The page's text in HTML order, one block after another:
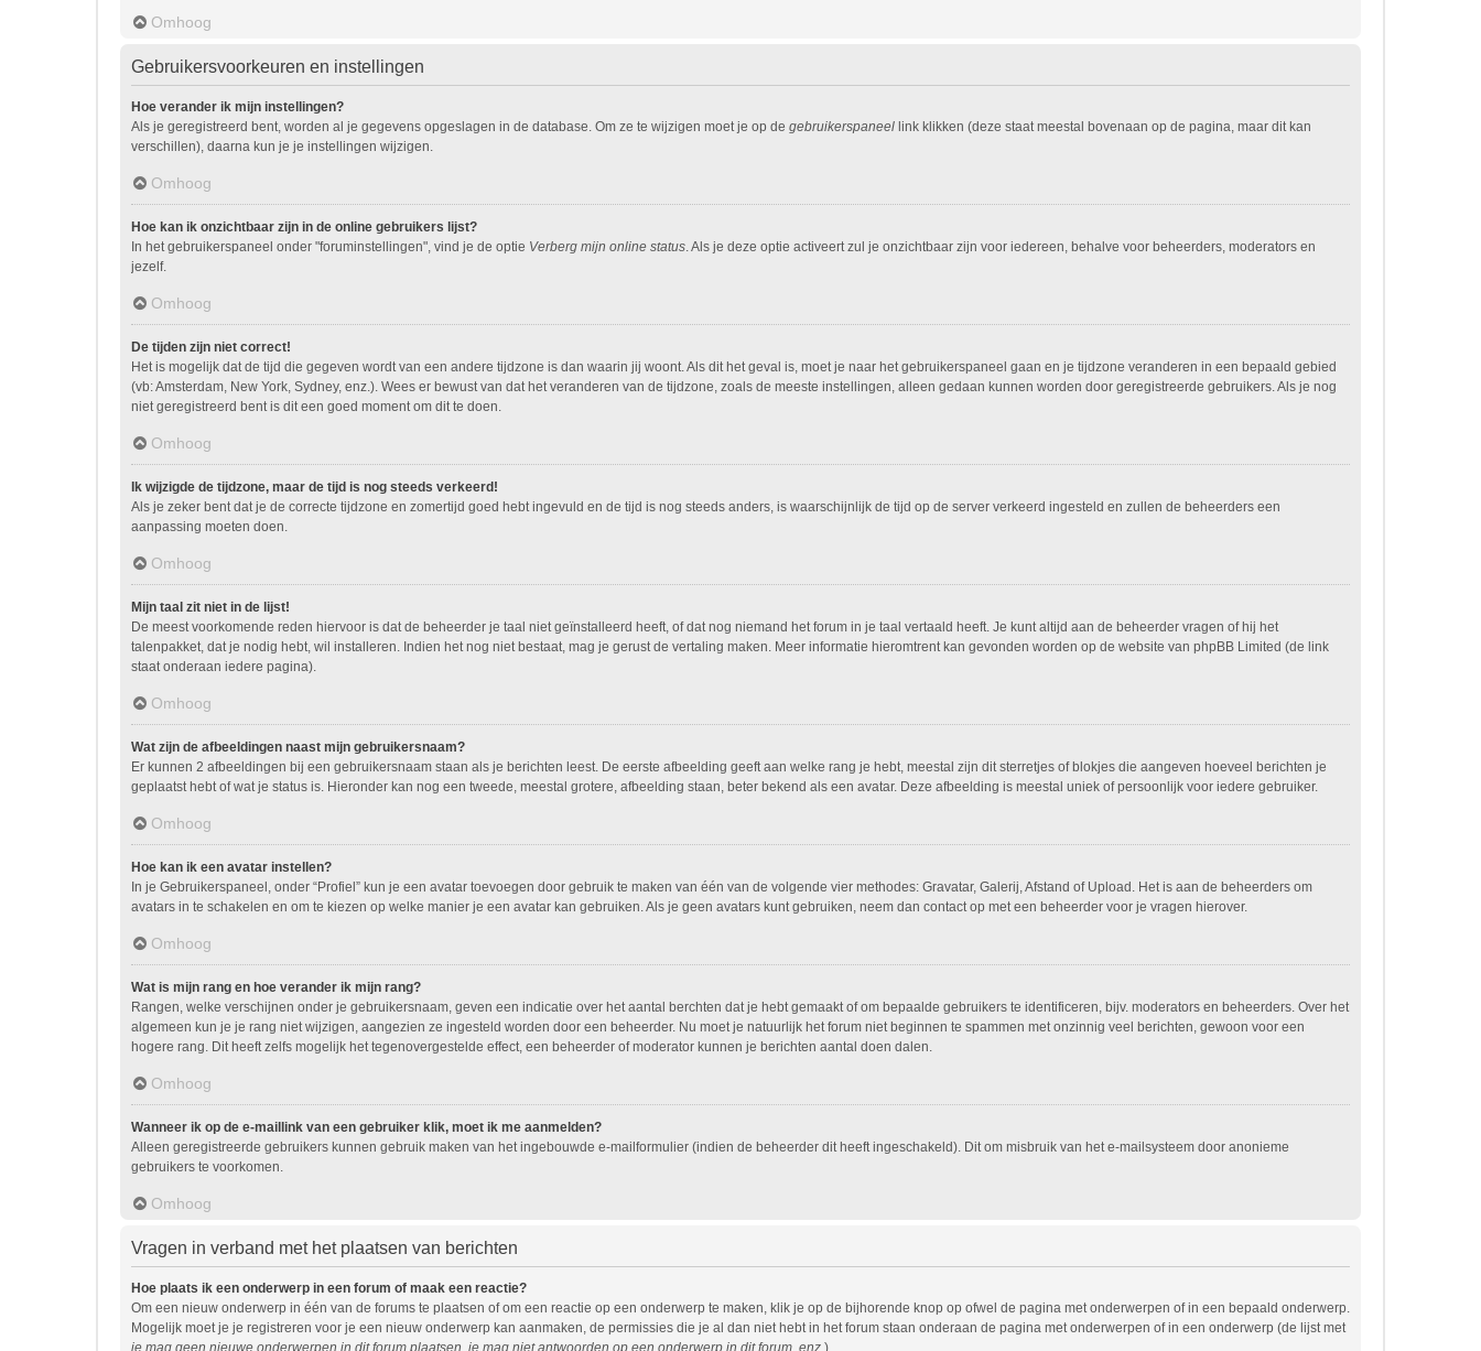
Omhoog
Gebruikersvoorkeuren en instellingen
Hoe verander ik mijn instellingen?
Als je geregistreerd bent, worden al je gegevens opgeslagen in de database. Om ze te wijzigen moet je op de gebruikerspaneel link klikken (deze staat meestal bovenaan op de pagina, maar dit kan
verschillen), daarna kun je je instellingen wijzigen.
Omhoog
Hoe kan ik onzichtbaar zijn in de online gebruikers lijst?
In het gebruikerspaneel onder "foruminstellingen", vind je de optie Verberg mijn online status. Als je deze optie activeert zul je onzichtbaar zijn voor iedereen, behalve voor beheerders, moderators en
jezelf.
Omhoog
De tijden zijn niet correct!
Het is mogelijk dat de tijd die gegeven wordt van een andere tijdzone is dan waarin jij woont. Als dit het geval is, moet je naar het gebruikerspaneel gaan en je tijdzone veranderen in een bepaald gebied
(vb: Amsterdam, New York, Sydney, enz.). Wees er bewust van dat het veranderen van de tijdzone, zoals de meeste instellingen, alleen gedaan kunnen worden door geregistreerde gebruikers. Als je nog
niet geregistreerd bent is dit een goed moment om dit te doen.
Omhoog
Ik wijzigde de tijdzone, maar de tijd is nog steeds verkeerd!
Als je zeker bent dat je de correcte tijdzone en zomertijd goed hebt ingevuld en de tijd is nog steeds anders, is waarschijnlijk de tijd op de server verkeerd ingesteld en zullen de beheerders een
aanpassing moeten doen.
Omhoog
Mijn taal zit niet in de lijst!
De meest voorkomende reden hiervoor is dat de beheerder je taal niet geïnstalleerd heeft, of dat nog niemand het forum in je taal vertaald heeft. Je kunt altijd aan de beheerder vragen of hij het
talenpakket, dat je nodig hebt, wil installeren. Indien het nog niet bestaat, mag je gerust de vertaling maken. Meer informatie hieromtrent kan gevonden worden op de website van phpBB Limited (de link
staat onderaan iedere pagina).
Omhoog
Wat zijn de afbeeldingen naast mijn gebruikersnaam?
Er kunnen 2 afbeeldingen bij een gebruikersnaam staan als je berichten leest. De eerste afbeelding geeft aan welke rang je hebt, meestal zijn dit sterretjes of blokjes die aangeven hoeveel berichten je
geplaatst hebt of wat je status is. Hieronder kan nog een tweede, meestal grotere, afbeelding staan, beter bekend als een avatar. Deze afbeelding is meestal uniek of persoonlijk voor iedere gebruiker.
Omhoog
Hoe kan ik een avatar instellen?
In je Gebruikerspaneel, onder “Profiel” kun je een avatar toevoegen door gebruik te maken van één van de volgende vier methodes: Gravatar, Galerij, Afstand of Upload. Het is aan de beheerders om
avatars in te schakelen en om te kiezen op welke manier je een avatar kan gebruiken. Als je geen avatars kunt gebruiken, neem dan contact op met een beheerder voor je vragen hierover.
Omhoog
Wat is mijn rang en hoe verander ik mijn rang?
Rangen, welke verschijnen onder je gebruikersnaam, geven een indicatie over het aantal berchten dat je hebt gemaakt of om bepaalde gebruikers te identificeren, bijv. moderators en beheerders. Over het
algemeen kun je je rang niet wijzigen, aangezien ze ingesteld worden door een beheerder. Nu moet je natuurlijk het forum niet beginnen te spammen met onzinnig veel berichten, gewoon voor een
hogere rang. Dit heeft zelfs mogelijk het tegenovergestelde effect, een beheerder of moderator kunnen je berichten aantal doen dalen.
Omhoog
Wanneer ik op de e-maillink van een gebruiker klik, moet ik me aanmelden?
Alleen geregistreerde gebruikers kunnen gebruik maken van het ingebouwde e-mailformulier (indien de beheerder dit heeft ingeschakeld). Dit om misbruik van het e-mailsysteem door anonieme
gebruikers te voorkomen.
Omhoog
Vragen in verband met het plaatsen van berichten
Hoe plaats ik een onderwerp in een forum of maak een reactie?
Om een nieuw onderwerp in één van de forums te plaatsen of om een reactie op een onderwerp te maken, klik je op de bijhorende knop op ofwel de pagina met onderwerpen of in een bepaald onderwerp.
Mogelijk moet je je registreren voor je een nieuw onderwerp kan aanmaken, de permissies die je al dan niet hebt in het forum staan onderaan de pagina met onderwerpen of in een onderwerp (de lijst met
je mag geen nieuwe onderwerpen in dit forum plaatsen, je mag niet antwoorden op een onderwerp in dit forum, enz. ).